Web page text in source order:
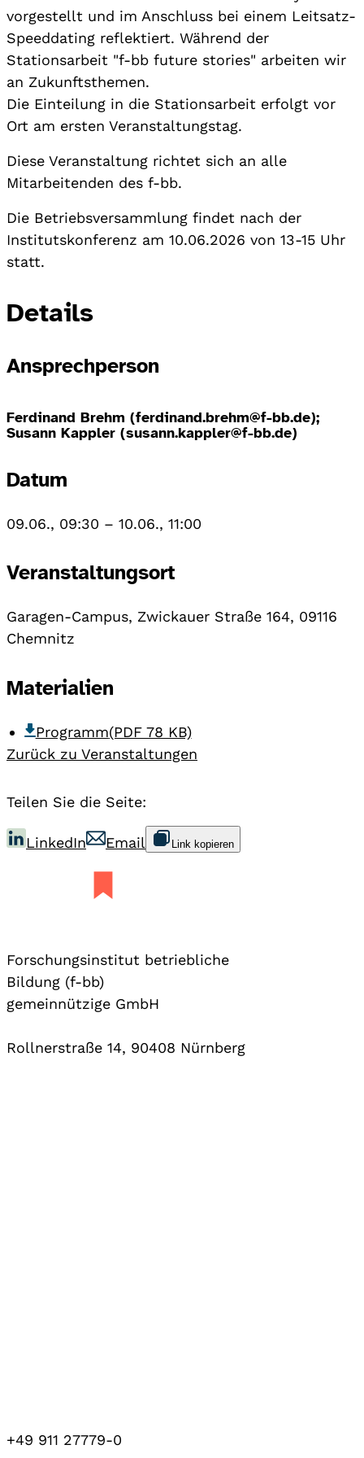
vorgestellt und im Anschluss bei einem Leitsatz-
Speeddating reflektiert. Während der
Stationsarbeit "f-bb future stories" arbeiten wir
an Zukunftsthemen.
Die Einteilung in die Stationsarbeit erfolgt vor
Ort am ersten Veranstaltungstag.
Diese Veranstaltung richtet sich an alle
Mitarbeitenden des f-bb.
Die Betriebsversammlung findet nach der
Institutskonferenz am 10.06.2026 von 13-15 Uhr
statt.
Details
Ansprechperson
Ferdinand Brehm (ferdinand.brehm@f-bb.de);
Susann Kappler (susann.kappler@f-bb.de)
Datum
09.06., 09:30 – 10.06., 11:00
Veranstaltungsort
Garagen-Campus, Zwickauer Straße 164, 09116
Chemnitz
Materialien
Programm(PDF 78 KB)
Zurück zu Veranstaltungen
Teilen Sie die Seite:
LinkedIn Email Link kopieren
Forschungsinstitut betriebliche
Bildung (f-bb)
gemeinnützige GmbH
Rollnerstraße 14, 90408 Nürnberg
+49 911 27779-0